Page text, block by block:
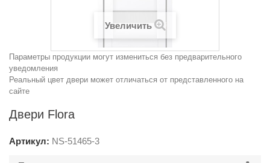
Увеличить
Параметры продукции могут измениться без предварительного
уведомления
Реальный цвет двери может отличаться от представленного на
сайте
Двери Flora
Артикул: NS-51465-3